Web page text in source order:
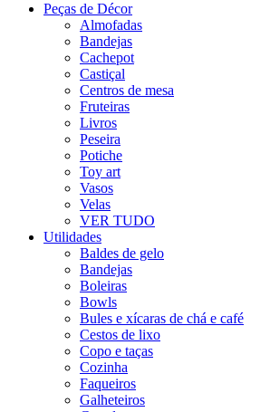
Peças de Décor
Almofadas
Bandejas
Cachepot
Castiçal
Centros de mesa
Fruteiras
Livros
Peseira
Potiche
Toy art
Vasos
Velas
VER TUDO
Utilidades
Baldes de gelo
Bandejas
Boleiras
Bowls
Bules e xícaras de chá e café
Cestos de lixo
Copo e taças
Cozinha
Faqueiros
Galheteiros